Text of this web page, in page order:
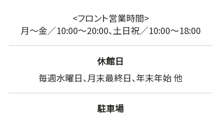
<フロント営業時間>
月～金／10:00～20:00、土日祝／10:00～18:00
休館日
毎週水曜日、月末最終日、年末年始 他
駐車場